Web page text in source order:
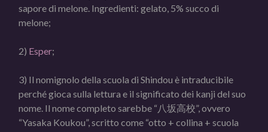
sapore di melone. Ingredienti: gelato, 5% succo di
melone;
2) Esper;
3) Il nomignolo della scuola di Shindou è intraducibile
perché gioca sulla lettura e il significato dei kanji del suo
nome. Il nome completo sarebbe “八坂高校”, ovvero
“Yasaka Koukou”, scritto come “otto + collina + scuola